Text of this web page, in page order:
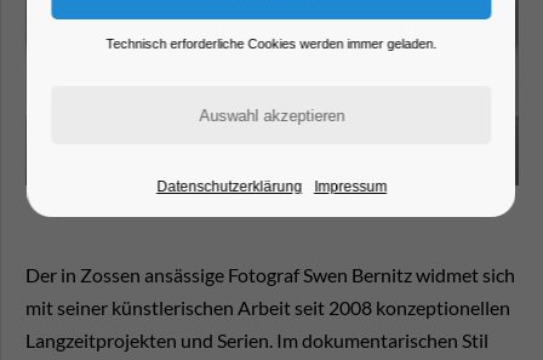
Der in Zossen ansässige Fotograf Swen Bernitz widmet sich
mit seiner künstlerischen Arbeit seit 2008 konzeptionellen
Langzeitprojekten und Serien. Im dokumentarischen Stil
Technisch erforderliche Cookies werden immer geladen.
Datenschutzerklärung Impressum